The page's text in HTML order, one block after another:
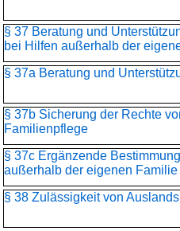
§ 37 Beratung und
bei Hilfen außerhalb der
§ 37a Beratung und
§ 37b Sicherung der Rechte
Familienpflege
§ 37c Ergänzende
außerhalb der eigenen Familie
§ 38 Zulässigkeit von